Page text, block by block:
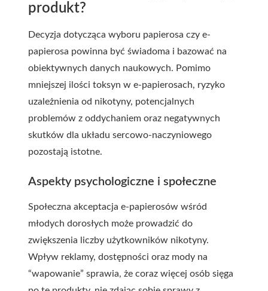
produkt?
Decyzja dotycząca wyboru papierosa czy e-
papierosa powinna być świadoma i bazować na
obiektywnych danych naukowych. Pomimo
mniejszej ilości toksyn w e-papierosach, ryzyko
uzależnienia od nikotyny, potencjalnych
problemów z oddychaniem oraz negatywnych
skutków dla układu sercowo-naczyniowego
pozostają istotne.
Aspekty psychologiczne i społeczne
Społeczna akceptacja e-papierosów wśród
młodych dorosłych może prowadzić do
zwiększenia liczby użytkowników nikotyny.
Wpływ reklamy, dostępności oraz mody na
“wapowanie” sprawia, że coraz więcej osób sięga